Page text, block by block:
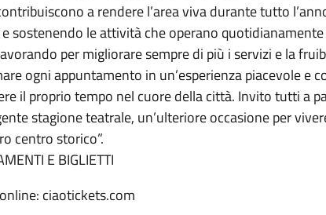
a rendere l’area viva durante tutto
sostenendo le attività che operano
per migliorare sempre di più i servizi e la
ogni appuntamento in un’esperienza piacevole e
il proprio tempo nel cuore della città. Invito tutti a
stagione teatrale, un’ulteriore occasione per
centro storico”.
E BIGLIETTI
ciaotickets.com